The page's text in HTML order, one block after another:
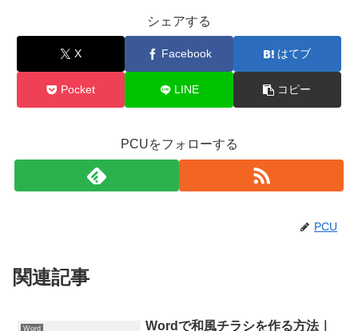
シェアする
X Facebook はてブ
Pocket LINE コピー
PCUをフォローする
PCU
関連記事
Word
Wordで和風チラシを作る方法｜